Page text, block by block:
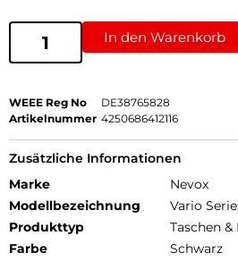
In den Warenkorb
WEEE Reg No
DE38765828
Artikelnummer 4250686412116
Zusätzliche Informationen
Marke
Nevox
Modellbezeichnung
Vario
Produkttyp
Taschen &
Farbe
Schwarz